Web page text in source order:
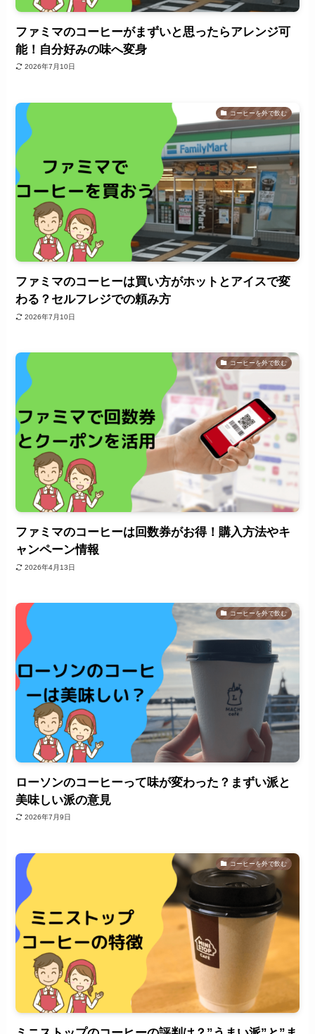
ファミマのコーヒーがまずいと思ったらアレンジ可
能！自分好みの味へ変身
2026年7月10日
コーヒーを外で飲む
ファミマのコーヒーは買い方がホットとアイスで変
わる？セルフレジでの頼み方
2026年7月10日
コーヒーを外で飲む
ファミマのコーヒーは回数券がお得！購入方法やキ
ャンペーン情報
2026年4月13日
コーヒーを外で飲む
ローソンのコーヒーって味が変わった？まずい派と
美味しい派の意見
2026年7月9日
コーヒーを外で飲む